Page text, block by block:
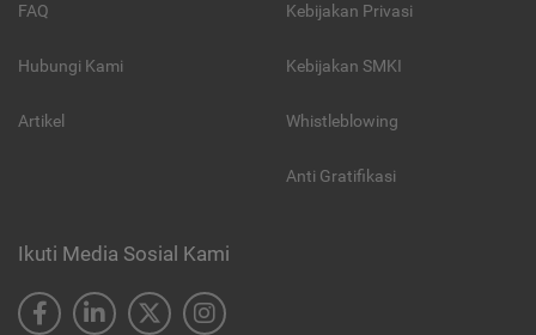
FAQ
Hubungi Kami
Artikel
Kebijakan Privasi
Kebijakan SMKI
Whistleblowing
Anti Gratifikasi
Ikuti Media Sosial Kami